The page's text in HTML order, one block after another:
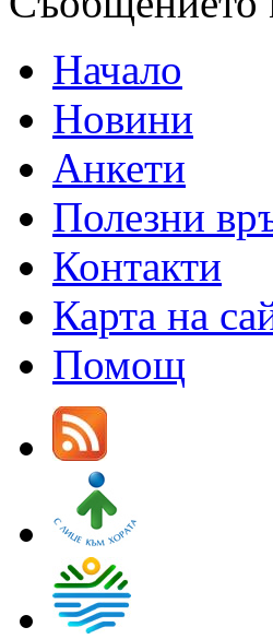
Начало
Новини
Анкети
Полезни
Контакти
Карта на
Помощ